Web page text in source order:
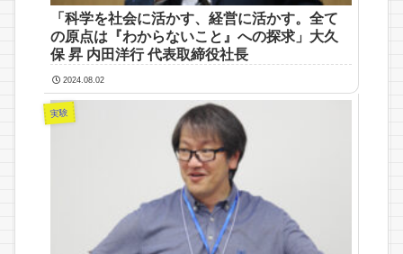
「科学を社会に活かす、経営に活かす。全て
の原点は『わからないこと』への探求」大久
保 昇 内田洋行 代表取締役社長
2024.08.02
実験